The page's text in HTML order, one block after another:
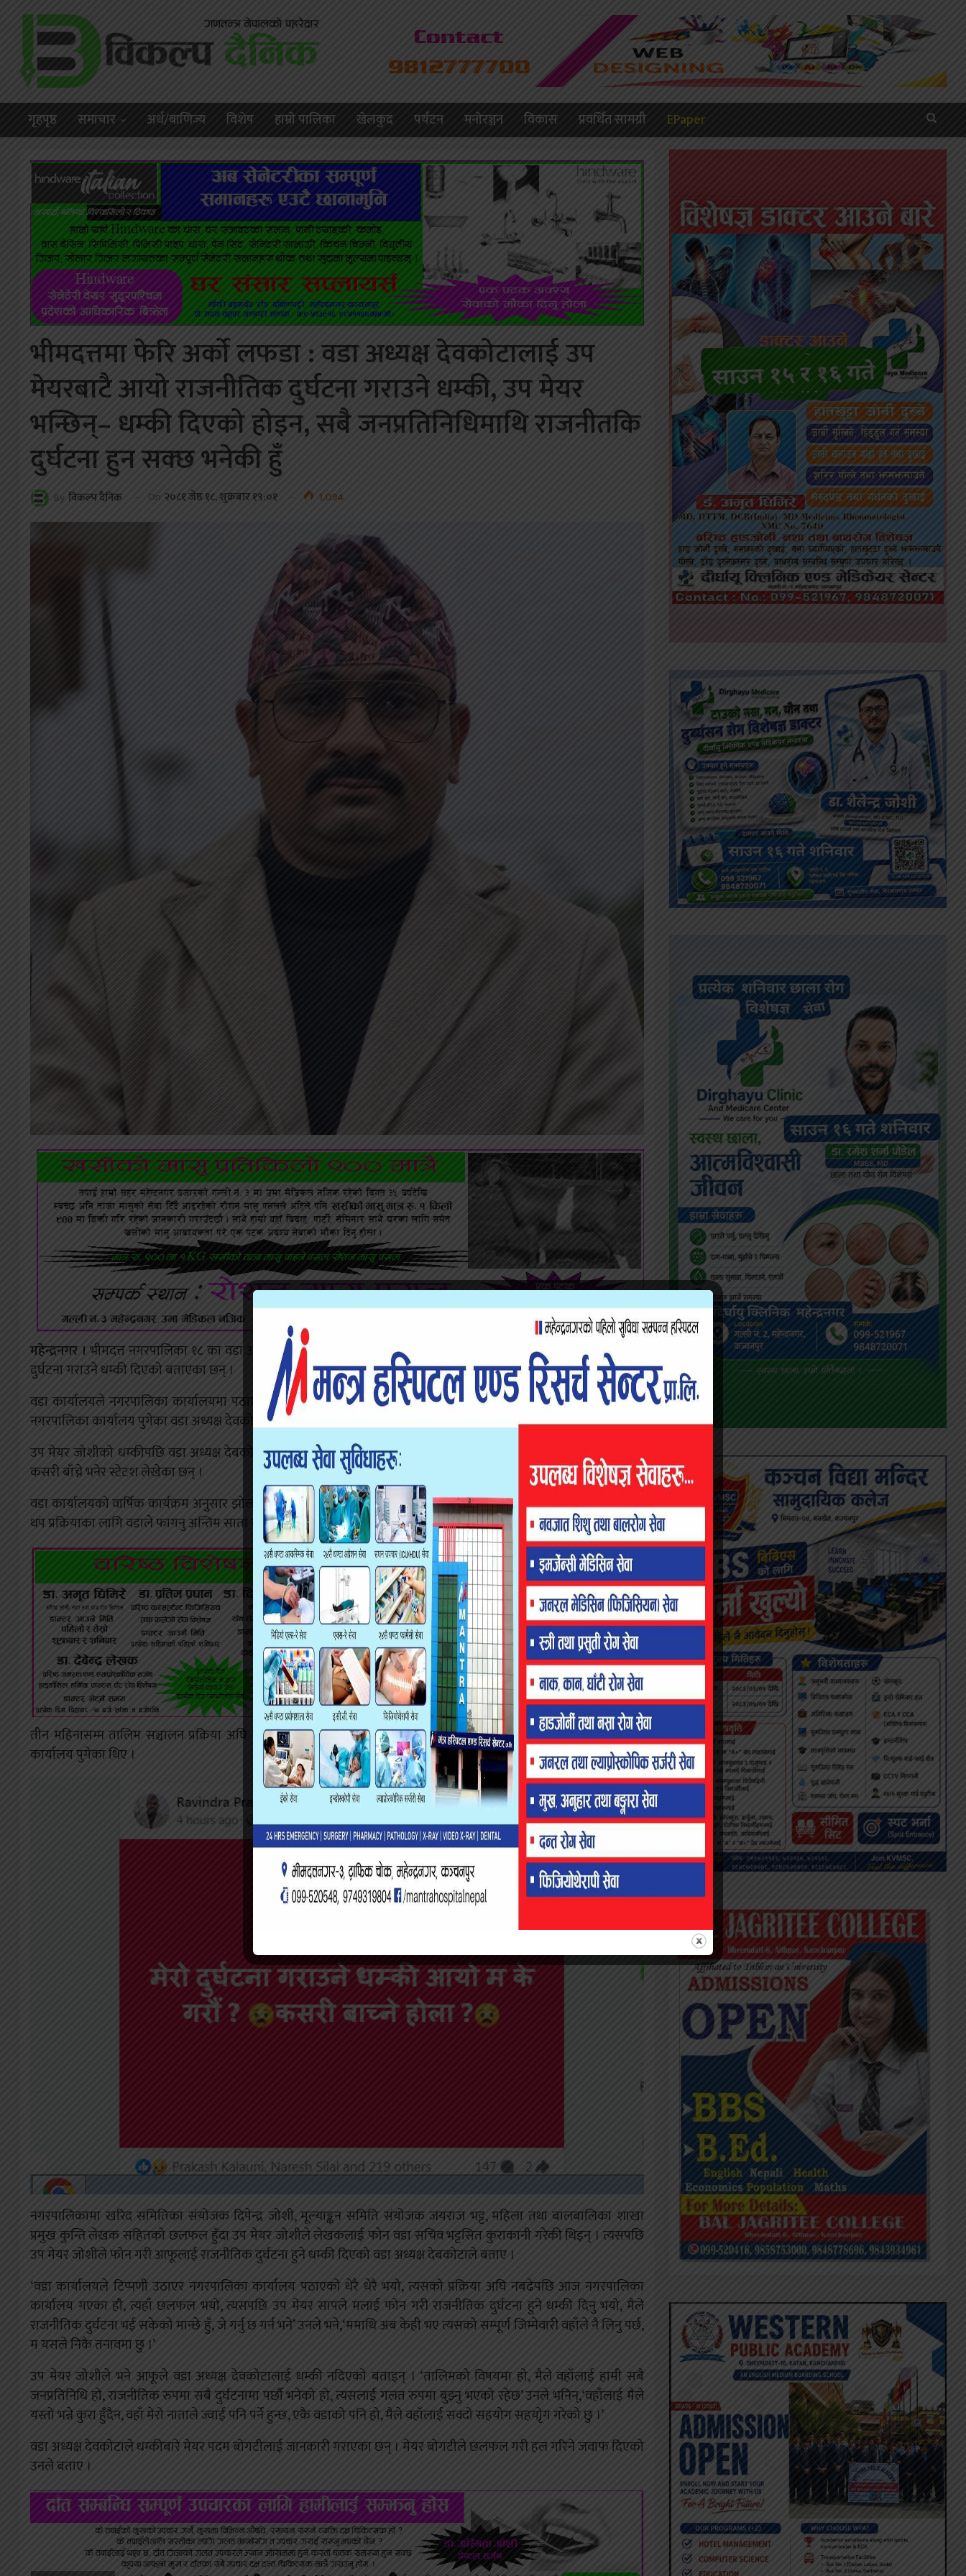
गृहपृष्ठ समाचार अर्थ/बाणिज्य विशेष हाम्राे पालिका खेलकुद पर्यटन मनाेरञ्जन विकास प्रवर्धित सामग्री EPaper
भीमदत्तमा फेरि अर्को लफडा : वडा अध्यक्ष देवकोटालाई उप
मेयरबाटै आयो राजनीतिक दुर्घटना गराउने धम्की, उप मेयर
भन्छिन्– धम्की दिएको होइन, सबै जनप्रतिनिधिमाथि राजनीतकि
दुर्घटना हुन सक्छ भनेकी हुँ
By विकल्प दैनिक On २०८१ जेष्ठ १८, शुक्रबार १९:०१ 1,094
महेन्द्रनगर । भीमदत्त नगरपालिका १८ का वडा अध्यक्ष रविन्द्र प्रसाद देबकोटाले उप मेयर निलम लेखक जोशीले आफूलाई राजनीतिक
दुर्घटना गराउने धम्की दिएको बताएका छन् ।
वडा कार्यालयले नगरपालिका कार्यालयमा पठाएको झोला बुनाई तालिम सञ्चालन ढिलो भएपछि शुक्रबार दिउँसो छलफलका लागि
नगरपालिका कार्यालय पुगेका वडा अध्यक्ष देवकोटालाई उप मेयरले फोन गररी धम्की दिएकी हुन् ।
उप मेयर जोशीको धम्कीपछि वडा अध्यक्ष देबकोटाले फेसबुकमा आफूलाई राजीनितक दुर्घटना गराउने धम्की आएको सार्वजनिक गर्दै
कसरी बाँच्ने भनेर स्टेटश लेखेका छन् ।
वडा कार्यालयको वार्षिक कार्यक्रम अनुुसार झोला बुनाई तालिमको सार्वजनिक सूचना गरी तालिम दिने संस्थाका आवेदन संकलन गरी
थप प्रक्रियाका लागि वडाले फागनु अन्तिम साता नगरपालिका कार्यालय पठाएको थियो ।
तीन महिनासम्म तालिम सञ्चालन प्रक्रिया अघि नबढेपछि शुक्रबार वडा अध्यक्ष देबकोटा र वडा अध्यक्ष दिनेशराज भट्ट नगरपालिका
कार्यालय पुगेका थिए ।
नगरपालिकामा खरिद समितिका संयोजक दिपेन्द्र जोशी, मूल्याङ्कन समिति संयोजक जयराज भट्ट, महिला तथा बालबालिका शाखा
प्रमुख कुन्ति लेखक सहितको छलफल हुँदा उप मेयर जोशीले लेखकलाई फोन वडा सचिव भट्टसित कुराकानी गरेकी थिइन् । त्यसपछि
उप मेयर जोशीले फोन गरी आफूलाई राजनीतिक दुर्घटना हुने धम्की दिएको वडा अध्यक्ष देबकोटाले बताए ।
‘वडा कार्यालयले टिप्पणी उठाएर नगरपालिका कार्यालय पठाएको धेरै धेरै भयो, त्यसको प्रक्रिया अघि नबढेपछि आज नगरपालिका
कार्यालय गएका हौ, त्यहाँ छलफल भयो, त्यसपछि उप मेयर सापले मलाई फोन गरी राजनीतिक दुर्घटना हुने धम्की दिनु भयो, मैले
राजनीतिक दुर्घटना भई सकेको मान्छे हुँ, जे गर्नु छ गर्न भने’ उनले भने,‘ममाथि अब केही भए त्यसको सम्पूर्ण जिम्मेवारी वहाँले नै लिनु पर्छ,
म यसले निकै तनावमा छु ।’
उप मेयर जोशीले भने आफूले वडा अध्यक्ष देवकोटालाई धम्की नदिएको बताइन् । ‘तालिमको विषयमा हो, मैले वहाँलाई हामी सबै
जनप्रतिनिधि हो, राजनीतिक रुपमा सबै दुर्घटनामा पर्छौ भनेको हो, त्यसलाई गलत रुपमा बुझ्नु भएको रहेछ’ उनले भनिन्,‘वहाँलाई मैले
यस्तो भन्ने कुरा हुँदैन, वहाँ मेरो नाताले ज्वाई पनि पर्ने हुन्छ, एकै वडाको पनि हो, मैले वहाँलाई सक्दो सहयोग सहयाृेग गरेको छु ।’
वडा अध्यक्ष देवकोटाले धम्कीबारे मेयर पदम बोगटीलाई जानकारी गराएका छन् । मेयर बोगटीले छलफल गरी हल गरिने जवाफ दिएको
उनले बताए ।